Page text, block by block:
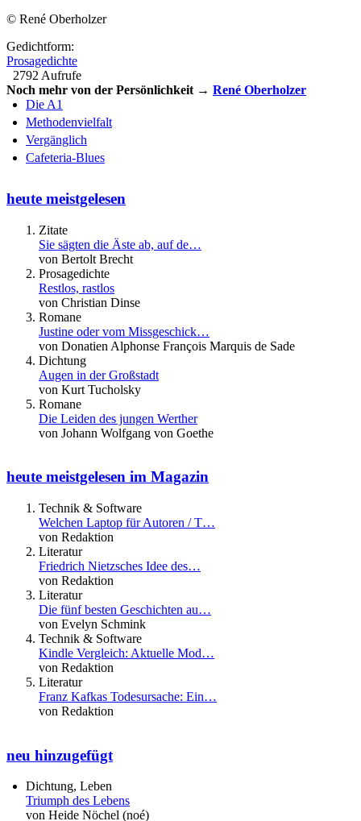
© René Oberholzer
Gedichtform:
Prosagedichte
2792 Aufrufe
Noch mehr von der Persönlichkeit → René Oberholzer
Die A1
Methodenvielfalt
Vergänglich
Cafeteria-Blues
heute meistgelesen
Zitate
Sie sägten die Äste ab, auf de…
von Bertolt Brecht
Prosagedichte
Restlos, rastlos
von Christian Dinse
Romane
Justine oder vom Missgeschick…
von Donatien Alphonse François Marquis de Sade
Dichtung
Augen in der Großstadt
von Kurt Tucholsky
Romane
Die Leiden des jungen Werther
von Johann Wolfgang von Goethe
heute meistgelesen im Magazin
Technik & Software
Welchen Laptop für Autoren / T…
von Redaktion
Literatur
Friedrich Nietzsches Idee des…
von Redaktion
Literatur
Die fünf besten Geschichten au…
von Evelyn Schmink
Technik & Software
Kindle Vergleich: Aktuelle Mod…
von Redaktion
Literatur
Franz Kafkas Todesursache: Ein…
von Redaktion
neu hinzugefügt
Dichtung, Leben
Triumph des Lebens
von Heide Nöchel (noé)